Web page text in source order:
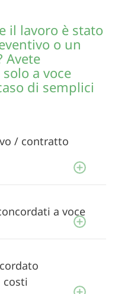
il lavoro è stato
o un
Avete
a voce
di semplici
/ contratto
a voce
costi